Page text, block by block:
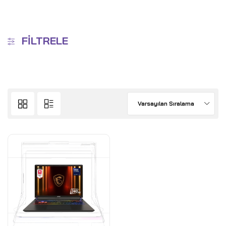
FILTRELE
Varsayılan Sıralama